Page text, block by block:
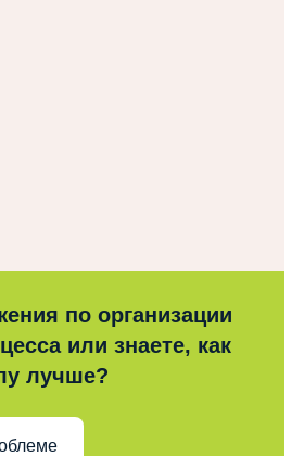
по организации
или знаете, как
лучше?